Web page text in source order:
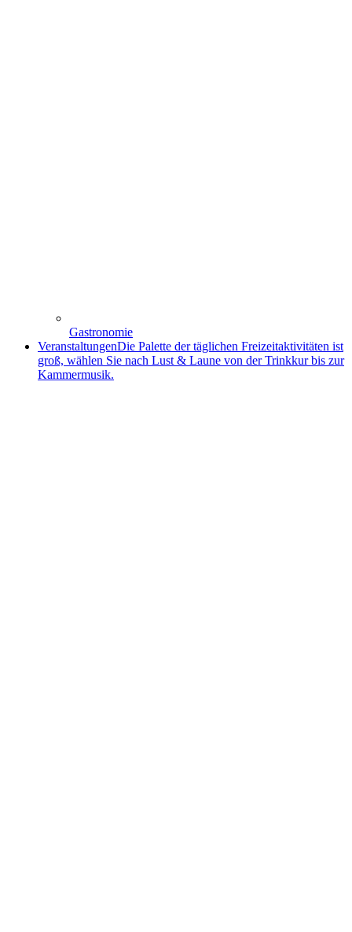
Gastronomie
VeranstaltungenDie Palette der täglichen Freizeitaktivitäten ist
groß, wählen Sie nach Lust & Laune von der Trinkkur bis zur
Kammermusik.